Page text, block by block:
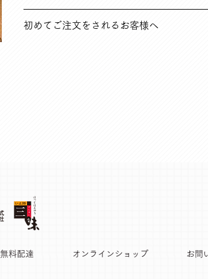
※返品送料は弊社にて負担いたします
ては別途ご連絡いたします。
初めてご注文をされるお客様へ
無料配達 オンラインショップ お問